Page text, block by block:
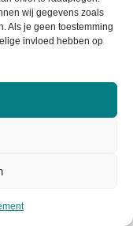
wij gegevens zoals
Als je geen toestemming
invloed hebben op